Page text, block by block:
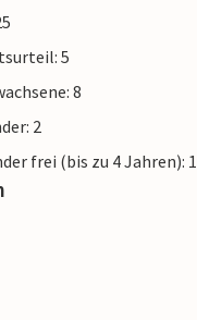
5
8
2
frei (bis zu 4 Jahren): 1